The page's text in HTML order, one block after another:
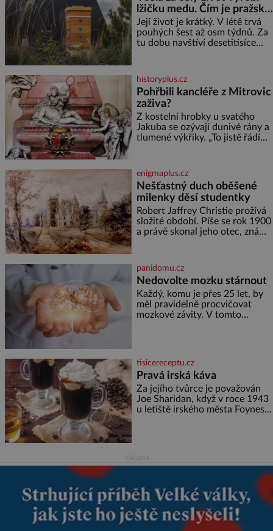
chvíle, co máme vnoučata, mi
dcera čím dál častěji volá o
pomoc, co se hlídání týče. Dalo
by se
lžičku medu. Čím je pražský
med ze střech tak ceněný?
Její život je krátký. V létě trvá
pouhých šest až osm týdnů. Za
tu dobu navštíví desetitisíce
medu – zhruba jednu čajovou
lžičku. Sama o sobě se může
zdát bezvýznamná. Teprve když
se spojí s dalšími desítkami tisíc
příslušnic svého včelstva,
vznikne jeden z
nejdokonalejších organismů
historyplus.cz
Pohřbili kancléře z Mitrovic
zaživa?
Z kostelní hrobky u svatého
Jakuba se ozývají dunivé rány a
tlumené výkřiky. „To jistě řádí
nikdo neodvážil podzemní
hrobku otevřít a její poklop tak
raději jen skrápí svěcenou
vodou. Za několik dní divné
burácení skutečně ustane. Když
o mnoho let později hrobku
enigmaplus.cz
Nešťastný duch oběšené
milenky děsí studentky
Robert Jaffrey Christie prožívá
složité období. Píše se rok 1900
a právě skonal jeho otec, známý
ale doprovázena ohromným
dědictvím
panidomu.cz
Nedovolte mozku stárnout
Každý, komu je přes 25 let, by
měl pravidelně procvičovat
mozkové závity. V tomto
marně v paměti lovíte název
knížky, kterou jste nedávno
přečetli. Je to opravdu tak, s
věkem jako kdyby se paměť
rozhodla stávkovat. Cvičte
tisicereceptu.cz
Pravá irská káva
Za jejího tvůrce je považován
Joe Sharidan, když v roce 1943
u letiště irského města Foynes